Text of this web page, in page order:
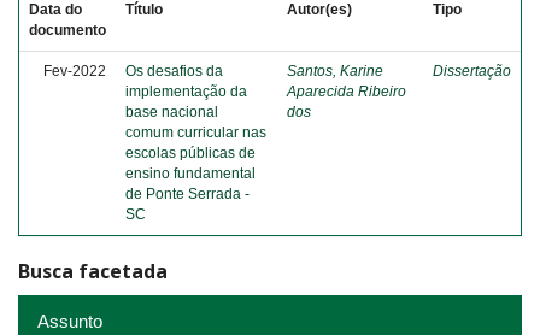
Data do
documento
Título Autor(es) Tipo
Fev-2022
Os desafios da
implementação da
base nacional
comum curricular nas
escolas públicas de
ensino fundamental
de Ponte Serrada -
SC
Santos, Karine
Aparecida Ribeiro
dos
Dissertação
Busca facetada
Assunto